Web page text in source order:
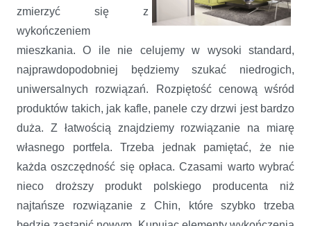
zmierzyć się z
wykończeniem
mieszkania. O ile nie celujemy w wysoki standard,
najprawdopodobniej będziemy szukać niedrogich,
uniwersalnych rozwiązań. Rozpiętość cenową wśród
produktów takich, jak kafle, panele czy drzwi jest bardzo
duża. Z łatwością znajdziemy rozwiązanie na miarę
własnego portfela. Trzeba jednak pamiętać, że nie
każda oszczędność się opłaca. Czasami warto wybrać
nieco droższy produkt polskiego producenta niż
najtańsze rozwiązanie z Chin, które szybko trzeba